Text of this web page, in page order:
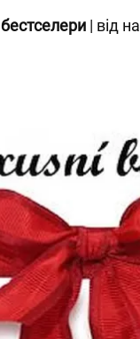
бестселери | від